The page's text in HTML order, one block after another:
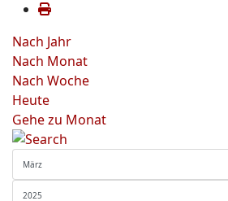
Nach Jahr
Nach Monat
Nach Woche
Heute
Gehe zu Monat